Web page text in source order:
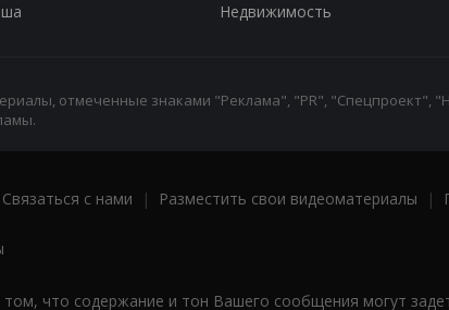
Недвижимость
отмеченные знаками "Реклама", "PR", "Спецпроект",
Связаться с нами | Разместить свои видеоматериалы |
что содержание и тон Вашего сообщения могут